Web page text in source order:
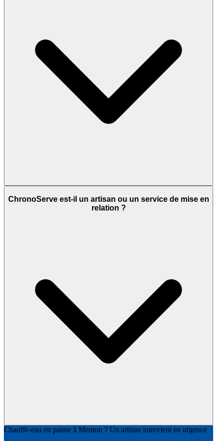
ChronoServe est-il un artisan ou un service de mise en
relation ?
Chauffe-eau en panne à Menton ? Un artisan intervient en urgence